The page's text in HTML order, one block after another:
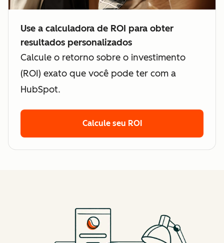
Use a calculadora de ROI para obter
resultados personalizados
Calcule o retorno sobre o investimento
(ROI) exato que você pode ter com a
HubSpot.
Calcule seu ROI